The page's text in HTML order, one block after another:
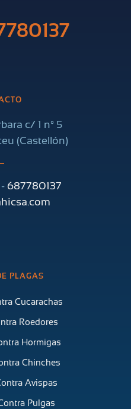
c/ 1 nº 5
(Castellón)
- 687780137
PLAGAS
Cucarachas
Roedores
Hormigas
Chinches
Avispas
Pulgas